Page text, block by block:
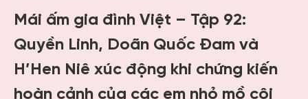
Mái ấm gia đình Việt – Tập 92:
Quyền Linh, Doãn Quốc Đam và
H’Hen Niê xúc động khi chứng kiến
hoàn cảnh của các em nhỏ mồ côi